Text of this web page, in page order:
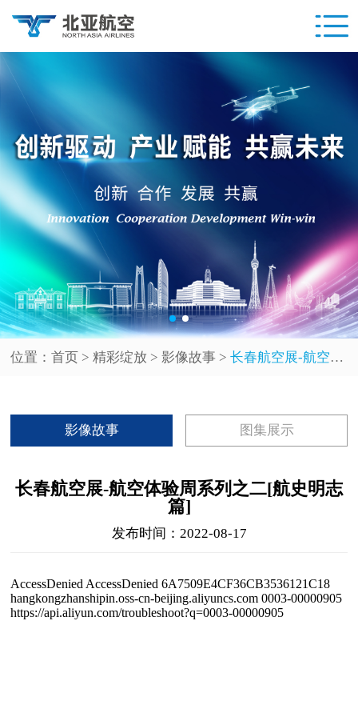
位置：首页 > 精彩绽放 >影像故事 >长春航空展-航空体验周系列之二[航史明志篇]
影像故事 图集展示
长春航空展-航空体验周系列之二[航史明志
篇]
发布时间：2022-08-17